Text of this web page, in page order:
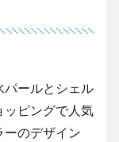
パールとシェル
ッピングで人気
のデザイン